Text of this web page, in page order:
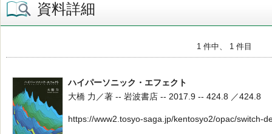
資料詳細
1 件中、 1 件目
ハイパーソニック・エフェクト
大橋 力／著 -- 岩波書店 -- 2017.9 -- 424.8 ／424.8
https://www2.tosyo-saga.jp/kentosyo2/opac/switch-